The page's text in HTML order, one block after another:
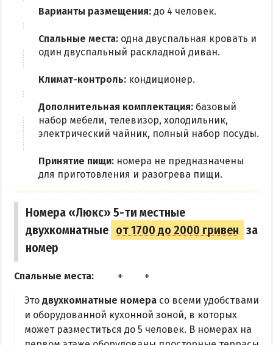
Аквапарк
Сафари-Парк
Рыбалка
ЭКСКУРСИИ И МАРШРУТЫ
Остров Папанина
Остров Бирючий
ПРОЕЗД
По Геническу и на косу
Из Новоалексеевки
Из Херсона
Из Запорожья
Из Днепра
Варианты размещения: до 4 человек.
Спальные места: одна двуспальная кровать и
один двуспальный раскладной диван.
Климат-контроль: кондиционер.
Дополнительная комплектация: базовый
набор мебели, телевизор, холодильник,
электрический чайник, полный набор посуды.
Принятие пищи: номера не предназначены
для приготовления и разогрева пищи.
Номера «Люкс» 5-ти местные
двухкомнатные от 1700 до 2000 гривен за
номер
Спальные места:
Это двухкомнатные номера со всеми удобствами
и оборудованной кухонной зоной, в которых
может разместиться до 5 человек. В номерах на